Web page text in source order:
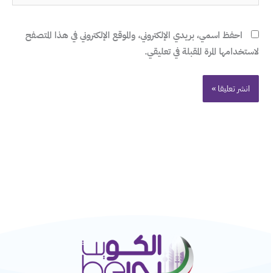
احفظ اسمي، بريدي الإلكتروني، والموقع الإلكتروني في هذا المتصفح
لاستخدامها المرة المقبلة في تعليقي.